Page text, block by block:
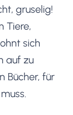
gruselig!
Tiere,
sich
auf zu
Bücher, für